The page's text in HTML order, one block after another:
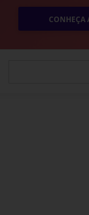
CONHEÇA